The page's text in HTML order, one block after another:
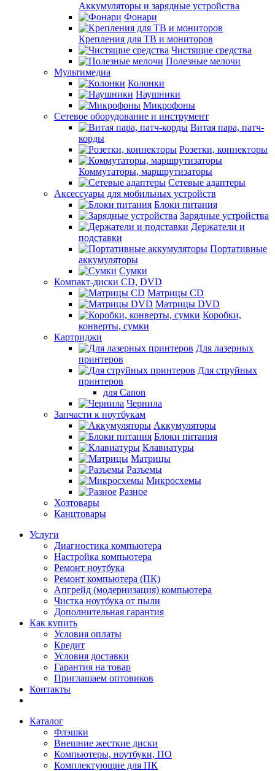
Аккумуляторы и зарядные устройства
Фонари
Крепления для ТВ и мониторов
Чистящие средства
Полезные мелочи
Мультимедиа
Колонки
Наушники
Микрофоны
Сетевое оборудование и инструмент
Витая пара, патч-
корды
Розетки, коннекторы
Коммутаторы, маршрутизаторы
Сетевые адаптеры
Аксессуары для мобильных устройств
Блоки питания
Зарядные устройства
Держатели и
подставки
Портативные
аккумуляторы
Сумки
Компакт-диски CD, DVD
Матрицы CD
Матрицы DVD
Коробки,
конверты, сумки
Картриджи
Для лазерных
принтеров
Для струйных
принтеров
для Canon
Чернила
Запчасти к ноутбукам
Аккумуляторы
Блоки питания
Клавиатуры
Матрицы
Разъемы
Микросхемы
Разное
Хозтовары
Канцтовары
Услуги
Диагностика компьютера
Настройка компьютера
Ремонт ноутбука
Ремонт компьютера (ПК)
Апгрейд (модернизация) компьютера
Чистка ноутбука от пыли
Дополнительная гарантия
Как купить
Условия оплаты
Кредит
Условия доставки
Гарантия на товар
Приглашаем оптовиков
Контакты
Каталог
Флэшки
Внешние жесткие диски
Компьютеры, ноутбуки, ПО
Комплектующие для ПК